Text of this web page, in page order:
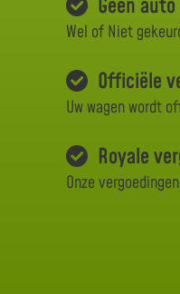
Geen
Wel of Niet
Officiële
Uw wagen wordt
Royale
Onze